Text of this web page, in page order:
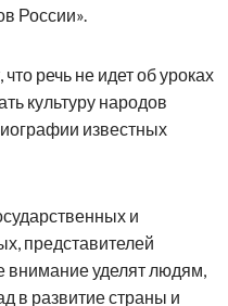
России».
речь не идет об уроках
культуру народов
известных
и
представителей
внимание уделят людям,
в развитие страны и